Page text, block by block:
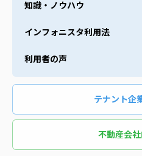
知識・ノウハウ
インフォニスタ利用法
利用者の声
テナント企
不動産会